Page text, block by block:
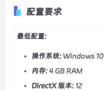
配置要求
最低配置:
操作系统: Windows 10
内存:4 GB RAM
DirectX 版本: 12